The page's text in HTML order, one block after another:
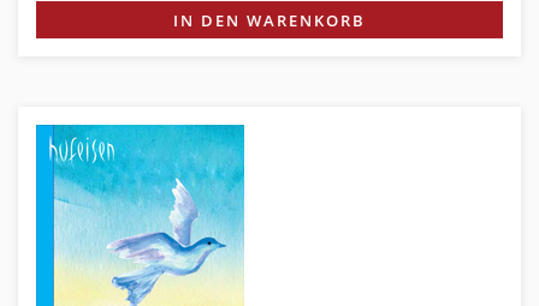
IN DEN WARENKORB